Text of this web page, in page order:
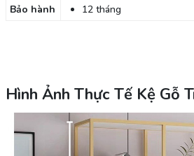
Bảo hành 12 tháng
Hình Ảnh Thực Tế Kệ Gỗ